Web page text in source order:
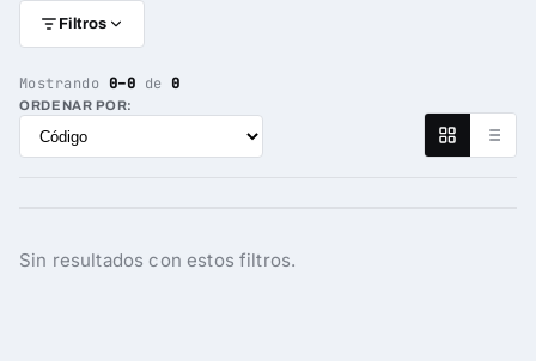
Filtros
Mostrando 0–0 de0
ORDENAR POR:
Sin resultados con estos filtros.